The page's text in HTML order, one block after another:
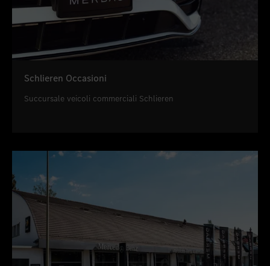
Schlieren Occasioni
Succursale veicoli commerciali Schlieren